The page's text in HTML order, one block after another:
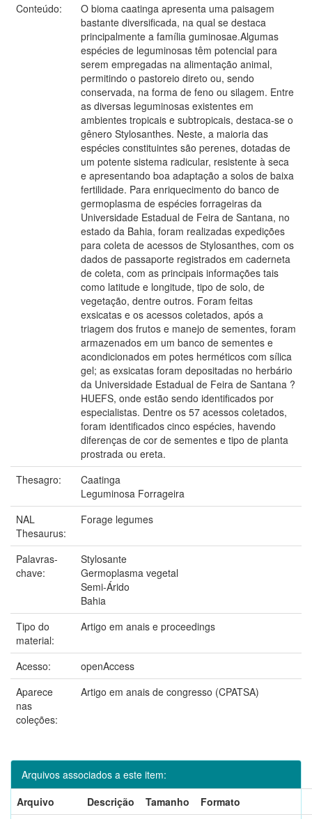
Conteúdo:
O bioma caatinga apresenta uma paisagem
bastante diversificada, na qual se destaca
principalmente a família guminosae.Algumas
espécies de leguminosas têm potencial para
serem empregadas na alimentação animal,
permitindo o pastoreio direto ou, sendo
conservada, na forma de feno ou silagem. Entre
as diversas leguminosas existentes em
ambientes tropicais e subtropicais, destaca-se o
gênero Stylosanthes. Neste, a maioria das
espécies constituintes são perenes, dotadas de
um potente sistema radicular, resistente à seca
e apresentando boa adaptação a solos de baixa
fertilidade. Para enriquecimento do banco de
germoplasma de espécies forrageiras da
Universidade Estadual de Feira de Santana, no
estado da Bahia, foram realizadas expedições
para coleta de acessos de Stylosanthes, com os
dados de passaporte registrados em caderneta
de coleta, com as principais informações tais
como latitude e longitude, tipo de solo, de
vegetação, dentre outros. Foram feitas
exsicatas e os acessos coletados, após a
triagem dos frutos e manejo de sementes, foram
armazenados em um banco de sementes e
acondicionados em potes herméticos com sílica
gel; as exsicatas foram depositadas no herbário
da Universidade Estadual de Feira de Santana ?
HUEFS, onde estão sendo identificados por
especialistas. Dentre os 57 acessos coletados,
foram identificados cinco espécies, havendo
diferenças de cor de sementes e tipo de planta
prostrada ou ereta.
Thesagro:
Caatinga
Leguminosa Forrageira
NAL
Thesaurus:
Forage legumes
Palavras-
chave:
Stylosante
Germoplasma vegetal
Semi-Árido
Bahia
Tipo do
material:
Artigo em anais e proceedings
Acesso:
openAccess
Aparece
nas
coleções:
Artigo em anais de congresso (CPATSA)
Arquivos associados a este item:
Arquivo
Descrição Tamanho
Formato